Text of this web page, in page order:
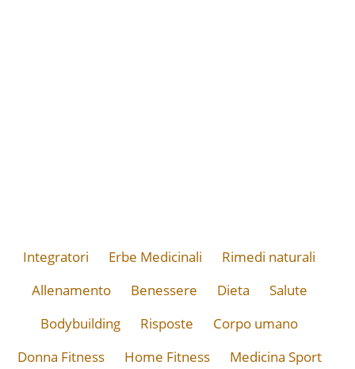
Integratori Erbe Medicinali
Rimedi naturali
Allenamento
Benessere Dieta
Salute
Bodybuilding
Risposte
Corpo umano
Donna Fitness
Home Fitness Medicina Sport